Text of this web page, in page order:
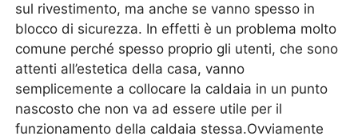
sul rivestimento, ma anche se vanno spesso in
blocco di sicurezza. In effetti è un problema molto
comune perché spesso proprio gli utenti, che sono
attenti all’estetica della casa, vanno
semplicemente a collocare la caldaia in un punto
nascosto che non va ad essere utile per il
funzionamento della caldaia stessa.Ovviamente